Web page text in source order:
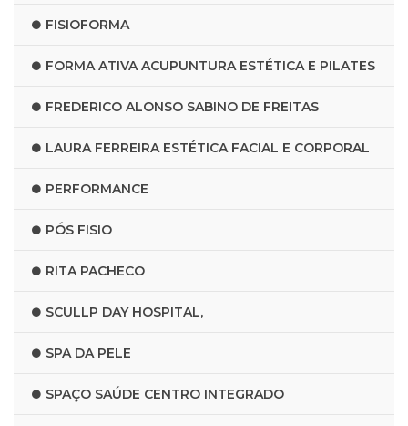
FISIOFORMA
FORMA ATIVA ACUPUNTURA ESTÉTICA E PILATES
FREDERICO ALONSO SABINO DE FREITAS
LAURA FERREIRA ESTÉTICA FACIAL E CORPORAL
PERFORMANCE
PÓS FISIO
RITA PACHECO
SCULLP DAY HOSPITAL,
SPA DA PELE
SPAÇO SAÚDE CENTRO INTEGRADO